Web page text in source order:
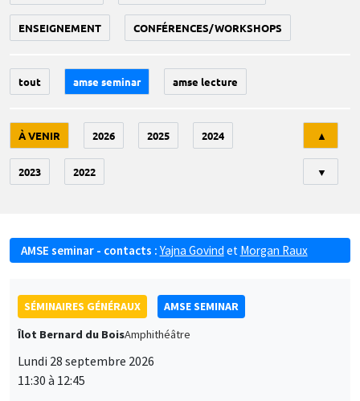
ENSEIGNEMENT CONFÉRENCES/WORKSHOPS
tout amse seminar amse lecture
À VENIR 2026 2025 2024
2023 2022
▲
▼
AMSE seminar - contacts : Yajna Govind et Morgan Raux
SÉMINAIRES GÉNÉRAUX
AMSE SEMINAR
Îlot Bernard du BoisAmphithéâtre
Lundi 28 septembre 2026
11:30 à 12:45